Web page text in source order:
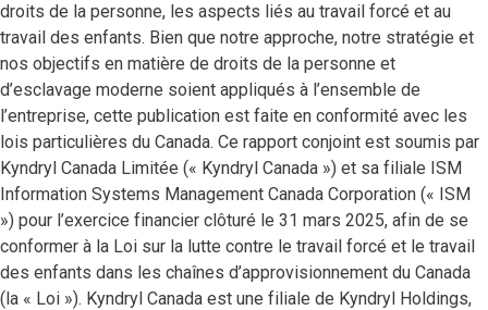
droits de la personne, les aspects liés au travail forcé et au
travail des enfants. Bien que notre approche, notre stratégie et
nos objectifs en matière de droits de la personne et
d’esclavage moderne soient appliqués à l’ensemble de
l’entreprise, cette publication est faite en conformité avec les
lois particulières du Canada. Ce rapport conjoint est soumis par
Kyndryl Canada Limitée (« Kyndryl Canada ») et sa filiale ISM
Information Systems Management Canada Corporation (« ISM
») pour l’exercice financier clôturé le 31 mars 2025, afin de se
conformer à la Loi sur la lutte contre le travail forcé et le travail
des enfants dans les chaînes d’approvisionnement du Canada
(la « Loi »). Kyndryl Canada est une filiale de Kyndryl Holdings,